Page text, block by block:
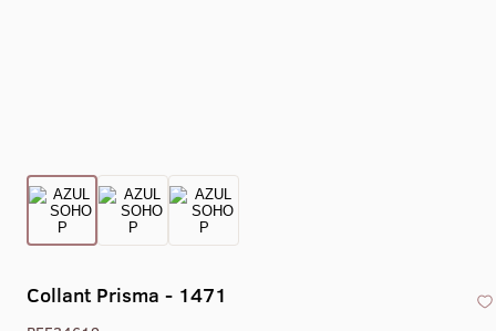
Collant Prisma - 1471